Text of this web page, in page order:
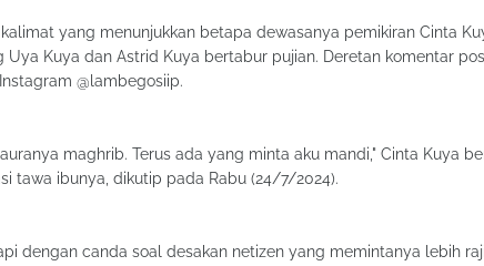
yang menunjukkan betapa dewasanya pemikiran Cinta
Uya Kuya dan Astrid Kuya bertabur pujian. Deretan komentar
@lambegosiip.
maghrib. Terus ada yang minta aku mandi," Cinta Kuya
tawa ibunya, dikutip pada Rabu (24/7/2024).
dengan canda soal desakan netizen yang memintanya lebih